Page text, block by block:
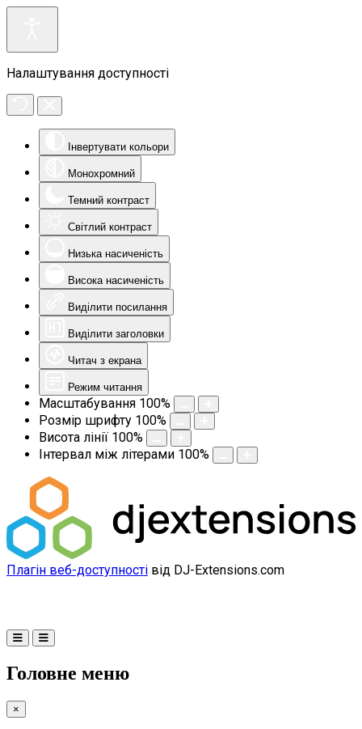
Налаштування доступності
Інвертувати кольори
Монохромний
Темний контраст
Світлий контраст
Низька насиченість
Висока насиченість
Виділити посилання
Виділити заголовки
Читач з екрана
Режим читання
Масштабування 100%
Розмір шрифту 100%
Висота лінії 100%
Інтервал між літерами 100%
Плагін веб-доступності від DJ-Extensions.com
Головне меню
×